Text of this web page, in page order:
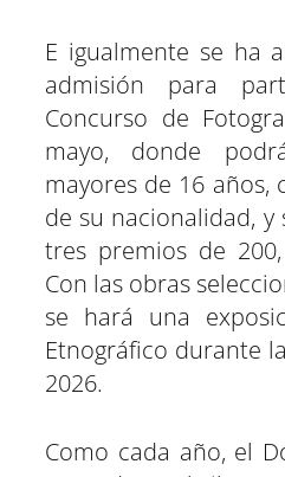
E igualmente se ha
admisión para
Concurso de
mayo, donde
mayores de 16 años,
de su nacionalidad, y
tres premios de
Con las obras
se hará una
Etnográfico durante
2026.
Como cada año, el